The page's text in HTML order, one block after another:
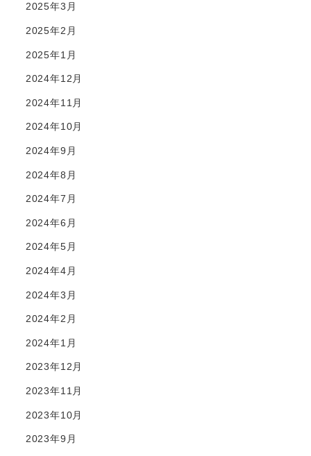
2025年3月
2025年2月
2025年1月
2024年12月
2024年11月
2024年10月
2024年9月
2024年8月
2024年7月
2024年6月
2024年5月
2024年4月
2024年3月
2024年2月
2024年1月
2023年12月
2023年11月
2023年10月
2023年9月